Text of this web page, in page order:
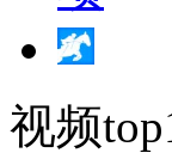
视频